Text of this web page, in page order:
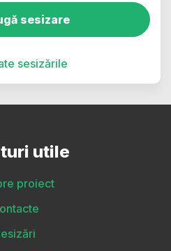
sesizare
sesizările
utile
proiect